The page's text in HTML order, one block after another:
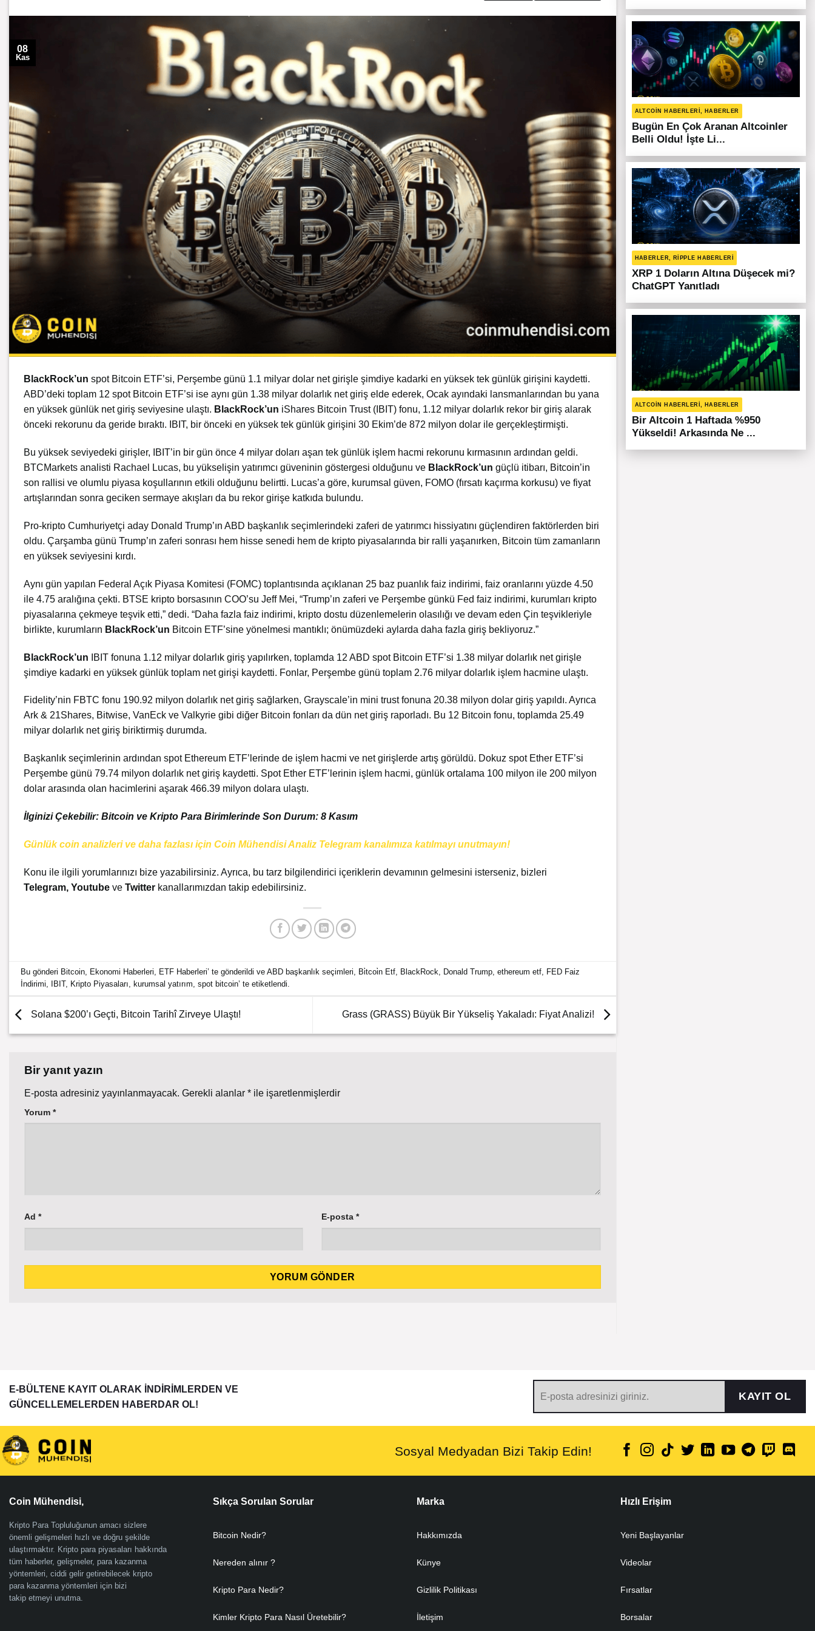
08
Kas
BlackRock’un spot Bitcoin ETF’si, Perşembe günü 1.1 milyar dolar net girişle şimdiye kadarki en yüksek tek günlük girişini kaydetti.
ABD’deki toplam 12 spot Bitcoin ETF’si ise aynı gün 1.38 milyar dolarlık net giriş elde ederek, Ocak ayındaki lansmanlarından bu yana
en yüksek günlük net giriş seviyesine ulaştı. BlackRock’un iShares Bitcoin Trust (IBIT) fonu, 1.12 milyar dolarlık rekor bir giriş alarak
önceki rekorunu da geride bıraktı. IBIT, bir önceki en yüksek tek günlük girişini 30 Ekim’de 872 milyon dolar ile gerçekleştirmişti.
Bu yüksek seviyedeki girişler, IBIT’in bir gün önce 4 milyar doları aşan tek günlük işlem hacmi rekorunu kırmasının ardından geldi.
BTCMarkets analisti Rachael Lucas, bu yükselişin yatırımcı güveninin göstergesi olduğunu ve BlackRock’un güçlü itibarı, Bitcoin’in
son rallisi ve olumlu piyasa koşullarının etkili olduğunu belirtti. Lucas’a göre, kurumsal güven, FOMO (fırsatı kaçırma korkusu) ve fiyat
artışlarından sonra geciken sermaye akışları da bu rekor girişe katkıda bulundu.
Pro-kripto Cumhuriyetçi aday Donald Trump’ın ABD başkanlık seçimlerindeki zaferi de yatırımcı hissiyatını güçlendiren faktörlerden biri
oldu. Çarşamba günü Trump’ın zaferi sonrası hem hisse senedi hem de kripto piyasalarında bir ralli yaşanırken, Bitcoin tüm zamanların
en yüksek seviyesini kırdı.
Aynı gün yapılan Federal Açık Piyasa Komitesi (FOMC) toplantısında açıklanan 25 baz puanlık faiz indirimi, faiz oranlarını yüzde 4.50
ile 4.75 aralığına çekti. BTSE kripto borsasının COO’su Jeff Mei, “Trump’ın zaferi ve Perşembe günkü Fed faiz indirimi, kurumları kripto
piyasalarına çekmeye teşvik etti,” dedi. “Daha fazla faiz indirimi, kripto dostu düzenlemelerin olasılığı ve devam eden Çin teşvikleriyle
birlikte, kurumların BlackRock’un Bitcoin ETF’sine yönelmesi mantıklı; önümüzdeki aylarda daha fazla giriş bekliyoruz.”
BlackRock’un IBIT fonuna 1.12 milyar dolarlık giriş yapılırken, toplamda 12 ABD spot Bitcoin ETF’si 1.38 milyar dolarlık net girişle
şimdiye kadarki en yüksek günlük toplam net girişi kaydetti. Fonlar, Perşembe günü toplam 2.76 milyar dolarlık işlem hacmine ulaştı.
Fidelity’nin FBTC fonu 190.92 milyon dolarlık net giriş sağlarken, Grayscale’in mini trust fonuna 20.38 milyon dolar giriş yapıldı. Ayrıca
Ark & 21Shares, Bitwise, VanEck ve Valkyrie gibi diğer Bitcoin fonları da dün net giriş raporladı. Bu 12 Bitcoin fonu, toplamda 25.49
milyar dolarlık net giriş biriktirmiş durumda.
Başkanlık seçimlerinin ardından spot Ethereum ETF’lerinde de işlem hacmi ve net girişlerde artış görüldü. Dokuz spot Ether ETF’si
Perşembe günü 79.74 milyon dolarlık net giriş kaydetti. Spot Ether ETF’lerinin işlem hacmi, günlük ortalama 100 milyon ile 200 milyon
dolar arasında olan hacimlerini aşarak 466.39 milyon dolara ulaştı.
İlginizi Çekebilir: Bitcoin ve Kripto Para Birimlerinde Son Durum: 8 Kasım
Günlük coin analizleri ve daha fazlası için Coin Mühendisi Analiz Telegram kanalımıza katılmayı unutmayın!
Konu ile ilgili yorumlarınızı bize yazabilirsiniz. Ayrıca, bu tarz bilgilendirici içeriklerin devamının gelmesini isterseniz, bizleri
Telegram, Youtube ve Twitter kanallarımızdan takip edebilirsiniz.
Bu gönderi Bitcoin Ekonomi Haberleri ETF Haberleri’ te gönderildi veABD başkanlık seçimleri Bi̇tcoi̇n Etf BlackRock Donald Trump ,ethereum etf
FED Faiz
İndirimi
IBIT, Kripto Piyasaları kurumsal yatırım ,spot bitcoin’ te etiketlendi.
Solana $200’ı Geçti, Bitcoin Tarihî Zirveye Ulaştı! Grass (GRASS) Büyük Bir Yükseliş Yakaladı: Fiyat Analizi!
Bir yanıt yazın
E-posta adresiniz yayınlanmayacak. Gerekli alanlar * ile işaretlenmişlerdir
Yorum *
Ad * E-posta*
ALTCOIN HABERLERI, HABERLER
Bugün En Çok Aranan Altcoinler
Belli Oldu! İşte Li...
HABERLER, RIPPLE HABERLERI
XRP 1 Doların Altına Düşecek mi?
ChatGPT Yanıtladı
ALTCOIN HABERLERI, HABERLER
Bir Altcoin 1 Haftada %950
Yükseldi! Arkasında Ne ...
E-BÜLTENE KAYIT OLARAK İNDİRİMLERDEN VE
GÜNCELLEMELERDEN HABERDAR OL!
KAYIT OL
Sosyal Medyadan Bizi Takip Edin!
Coin Mühendisi,
Kripto Para Topluluğunun amacı sizlere
önemli gelişmeleri hızlı ve doğru şekilde
ulaştırmaktır. Kripto para piyasaları hakkında
tüm haberler, gelişmeler, para kazanma
yöntemleri, ciddi gelir getirebilecek kripto
para kazanma yöntemleri için bizi
takip etmeyi unutma.
Sıkça Sorulan Sorular
Bitcoin Nedir?
Nereden alınır ?
Kripto Para Nedir?
Kimler Kripto Para Nasıl Üretebilir?
Marka
Hakkımızda
Künye
Gizlilik Politikası
İletişim
Hızlı Erişim
Yeni Başlayanlar
Videolar
Fırsatlar
Borsalar